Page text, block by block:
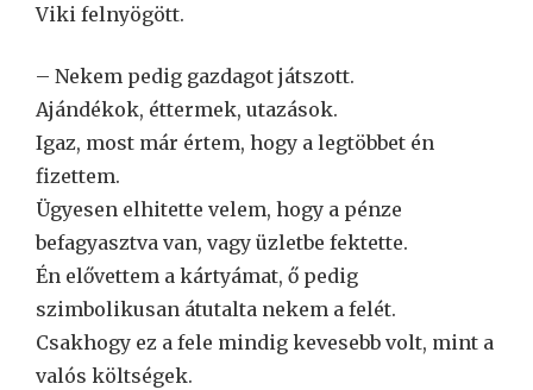
Viki felnyögött.
– Nekem pedig gazdagot játszott.
Ajándékok, éttermek, utazások.
Igaz, most már értem, hogy a legtöbbet én
fizettem.
Ügyesen elhitette velem, hogy a pénze
befagyasztva van, vagy üzletbe fektette.
Én elővettem a kártyámat, ő pedig
szimbolikusan átutalta nekem a felét.
Csakhogy ez a fele mindig kevesebb volt, mint a
valós költségek.